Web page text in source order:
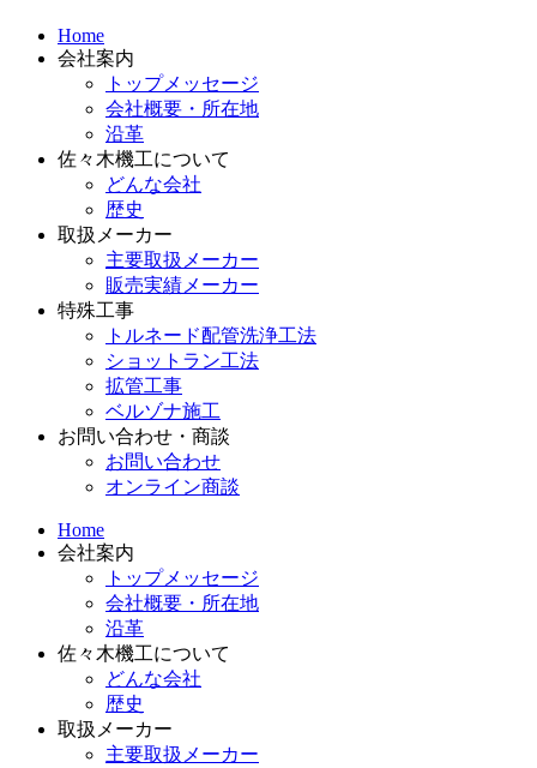
Home
会社案内
トップメッセージ
会社概要・所在地
沿革
佐々木機工について
どんな会社
歴史
取扱メーカー
主要取扱メーカー
販売実績メーカー
特殊工事
トルネード配管洗浄工法
ショットラン工法
拡管工事
ベルゾナ施工
お問い合わせ・商談
お問い合わせ
オンライン商談
Home
会社案内
トップメッセージ
会社概要・所在地
沿革
佐々木機工について
どんな会社
歴史
取扱メーカー
主要取扱メーカー